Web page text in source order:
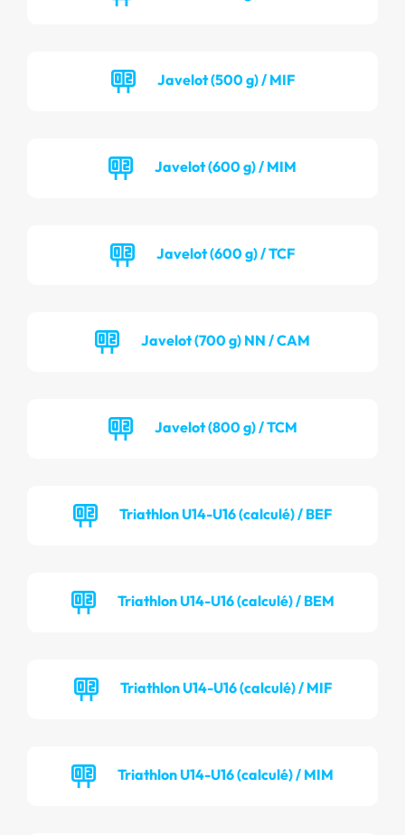
Javelot (500 g) / MIF
Javelot (600 g) / MIM
Javelot (600 g) / TCF
Javelot (700 g) NN / CAM
Javelot (800 g) / TCM
Triathlon U14-U16 (calculé) / BEF
Triathlon U14-U16 (calculé) / BEM
Triathlon U14-U16 (calculé) / MIF
Triathlon U14-U16 (calculé) / MIM